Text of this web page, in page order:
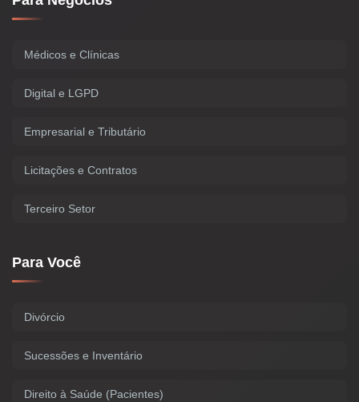
Médicos e Clínicas
Digital e LGPD
Empresarial e Tributário
Licitações e Contratos
Terceiro Setor
Para Você
Divórcio
Sucessões e Inventário
Direito à Saúde (Pacientes)